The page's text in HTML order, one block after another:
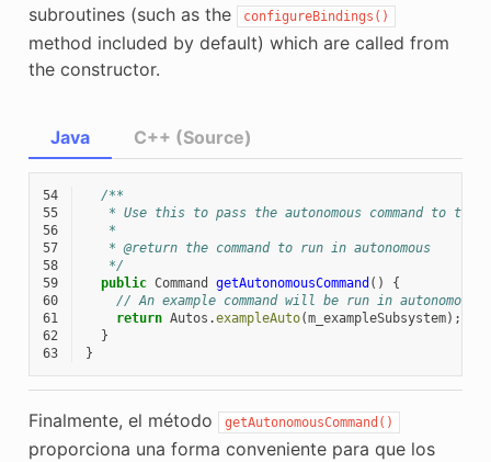
subroutines (such as the
configureBindings()
method included by default) which are called from
the constructor.
Java
54
/**
55
* Use this to pass the autonomous command to the
56
   *
57
   * @return the command to run in autonomous
58
   */
59
public Command getAutonomousCommand ()
{
60
// An example command will be run in autonomous
61
return Autos .exampleAuto(m_exampleSubsystem);
62
}
63
}
C++ (Source)
Finalmente, el método getAutonomousCommand()
proporciona una forma conveniente para que los